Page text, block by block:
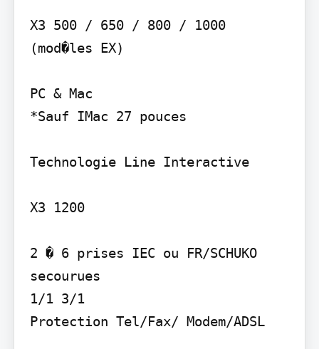
X3 500 / 650 / 800 / 1000
(mod�les EX)
PC & Mac
*Sauf IMac 27 pouces
Technologie Line Interactive
X3 1200
2 � 6 prises IEC ou FR/SCHUKO
secourues
1/1 3/1
Protection Tel/Fax/ Modem/ADSL